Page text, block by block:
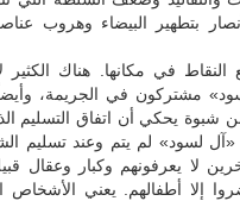
بتطهير البيضاء وهروب
في مكانها. هناك الكثير
مشتركون في الجريمة،
شبوة يحكي أن اتفاق التسليم
«آل لسود» لم يتم وعند تسليم
لا يعرفونهم وكبار وعقال
إلا أطفالهم. يعني الأشخاص